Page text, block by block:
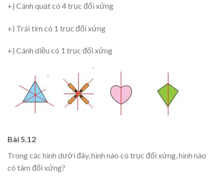
+) Cánh quạt có 4 trục đối xứng
+) Trái tim có 1 trục đối xứng
+) Cánh diều có 1 trục đối xứng
Bài 5.12
Trong các hình dưới đây, hình nào có trục đối xứng, hình nào
có tâm đối xứng?